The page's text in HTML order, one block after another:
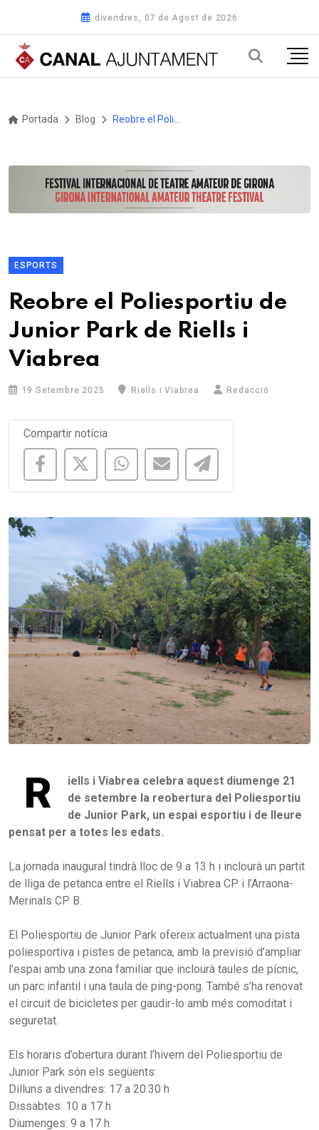
divendres, 07 de Agost de 2026
Portada Blog
ESPORTS
Reobre el Poliesportiu de
Junior Park de Riells i
Viabrea
19 Setembre 2025 Riells i Viabrea Redacció
Compartir notícia
R
iells i Viabrea celebra aquest diumenge 21
de setembre la reobertura del Poliesportiu
de Junior Park, un espai esportiu i de lleure
pensat per a totes les edats.
La jornada inaugural tindrà lloc de 9 a 13 h i inclourà un partit
de lliga de petanca entre el Riells i Viabrea CP i l’Arraona-
Merinals CP B.
El Poliesportiu de Junior Park ofereix actualment una pista
poliesportiva i pistes de petanca, amb la previsió d’ampliar
l’espai amb una zona familiar que inclourà taules de pícnic,
un parc infantil i una taula de ping-pong. També s’ha renovat
el circuit de bicicletes per gaudir-lo amb més comoditat i
seguretat.
Els horaris d’obertura durant l’hivern del Poliesportiu de
Junior Park són els següents:
Dilluns a divendres: 17 a 20:30 h
Dissabtes: 10 a 17 h
Diumenges: 9 a 17 h